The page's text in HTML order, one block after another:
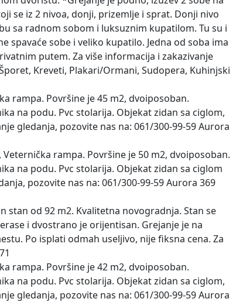
se iz 2 nivoa, donji, prizemlje i sprat. Donji nivo
sa radnom sobom i luksuznim kupatilom. Tu su i
sobe i veliko kupatilo. Jedna od soba ima
putem. Za više informacija i zakazivanje
Kreveti, Plakari/Ormani, Sudopera, Kuhinjski
rampa. Površine je 45 m2, dvoiposoban.
na podu. Pvc stolarija. Objekat zidan sa ciglom,
gledanja, pozovite nas na: 061/300-99-59 Aurora
rampa. Površine je 50 m2, dvoiposoban.
na podu. Pvc stolarija. Objekat zidan sa ciglom
pozovite nas na: 061/300-99-59 Aurora 369
stan od 92 m2. Kvalitetna novogradnja. Stan se
i dvostrano je orijentisan. Grejanje je na
Po isplati odmah useljivo, nije fiksna cena. Za
rampa. Površine je 42 m2, dvoiposoban.
na podu. Pvc stolarija. Objekat zidan sa ciglom,
gledanja, pozovite nas na: 061/300-99-59 Aurora